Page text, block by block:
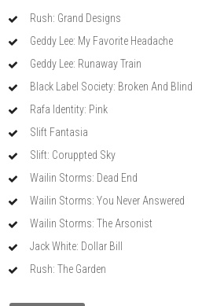
Rush: Grand Designs
Geddy Lee: My Favorite Headache
Geddy Lee: Runaway Train
Black Label Society: Broken And Blind
Rafa Identity: Pink
Slift Fantasia
Slift: Coruppted Sky
Wailin Storms: Dead End
Wailin Storms: You Never Answered
Wailin Storms: The Arsonist
Jack White: Dollar Bill
Rush: The Garden